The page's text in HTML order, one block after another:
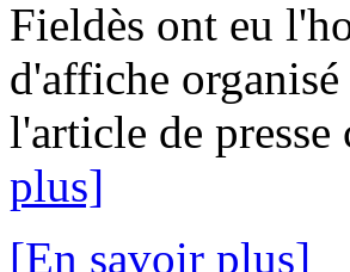
Fieldès ont eu
d'affiche
l'article de presse
plus]
[En savoir plus]